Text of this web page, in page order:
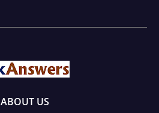
ABOUT US